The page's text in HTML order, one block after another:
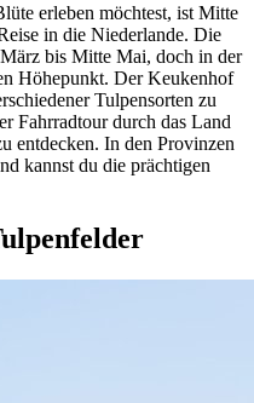
erleben möchtest, ist Mitte
in die Niederlande. Die
bis Mitte Mai, doch in der
Höhepunkt. Der Keukenhof
Tulpensorten zu
Fahrradtour durch das Land
entdecken. In den Provinzen
kannst du die prächtigen